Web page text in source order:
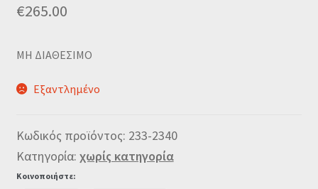
€265.00
MΗ ΔΙΑΘΕΣΙΜΟ
Εξαντλημένο
Κωδικός προϊόντος: 233-2340
Κατηγορία: χωρίς κατηγορία
Κοινοποιήστε: